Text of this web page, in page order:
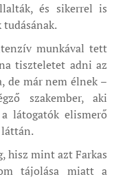
és sikerrel is
munkával tett
tiszteletet adni az
de már nem élnek –
szakember, aki
látogatók elismerő
hisz mint azt Farkas
tájolása miatt a